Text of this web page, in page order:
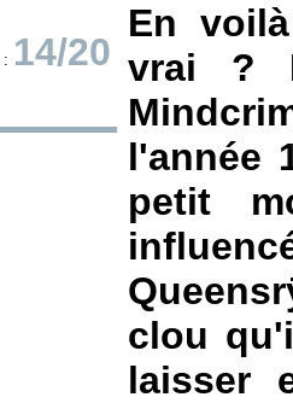
: 14/20
En
vrai ?
l'année
petit
clou
laisser